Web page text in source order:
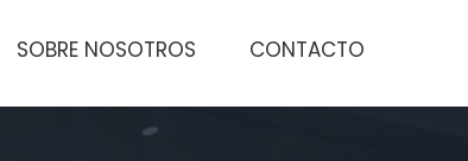
SOBRE NOSOTROS CONTACTO